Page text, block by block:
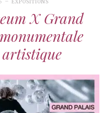
EXPOSITIONS
X Grand